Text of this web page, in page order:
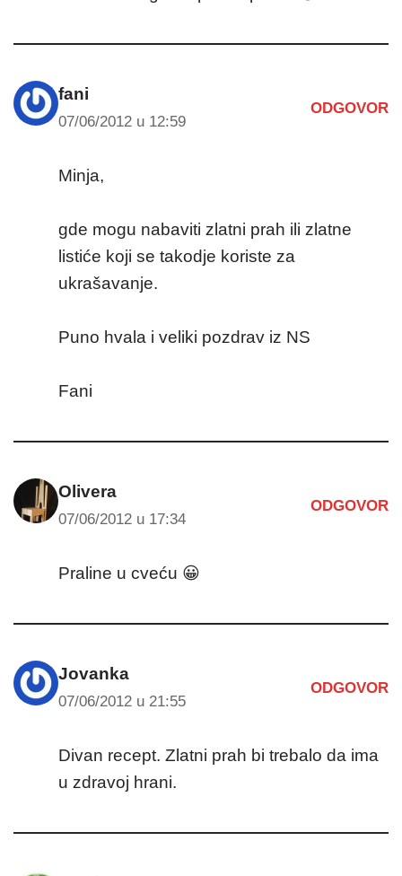
fani
07/06/2012 u 12:59
ODGOVOR
Minja,
gde mogu nabaviti zlatni prah ili zlatne
listiće koji se takodje koriste za
ukrašavanje.
Puno hvala i veliki pozdrav iz NS
Fani
Olivera
07/06/2012 u 17:34
ODGOVOR
Praline u cveću 😀
Jovanka
07/06/2012 u 21:55
ODGOVOR
Divan recept. Zlatni prah bi trebalo da ima
u zdravoj hrani.